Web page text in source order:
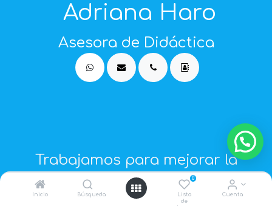
Inicio Búsqueda
0
Lista
de
Cuenta
Adriana Haro
Asesora de Didáctica
Trabajamos para mejorar la
productividad de la industria
Ecuatoriana, experiencia,